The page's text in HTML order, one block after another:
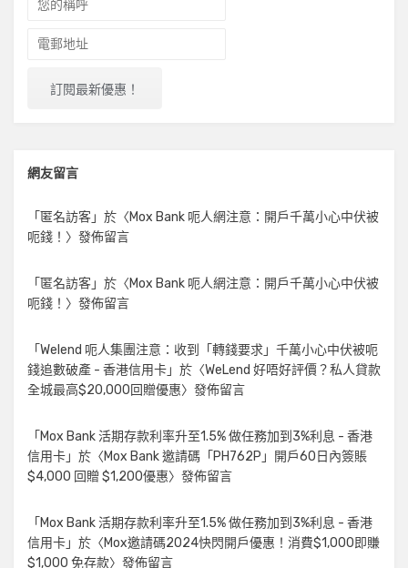
網友留言
「匿名訪客」於〈Mox Bank 呃人網注意：開戶千萬小心中伏被
呃錢！ 〉發佈留言
「匿名訪客」於〈Mox Bank 呃人網注意：開戶千萬小心中伏被
呃錢！ 〉發佈留言
「Welend 呃人集團注意：收到「轉錢要求」千萬小心中伏被呃
錢追數破產 - 香港信用卡」於〈WeLend 好唔好評價？私人貸款
全城最高$20,000回贈優惠〉發佈留言
「Mox Bank 活期存款利率升至1.5% 做任務加到3%利息 - 香港
信用卡」於〈Mox Bank 邀請碼「PH762P」開戶60日內簽賬
$4,000 回贈 $1,200優惠〉發佈留言
「Mox Bank 活期存款利率升至1.5% 做任務加到3%利息 - 香港
信用卡」於〈Mox邀請碼2024快閃開戶優惠！消費$1,000即賺
$1,000 免存款〉發佈留言